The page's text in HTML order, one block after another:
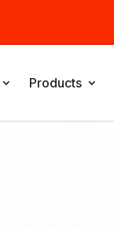
Products